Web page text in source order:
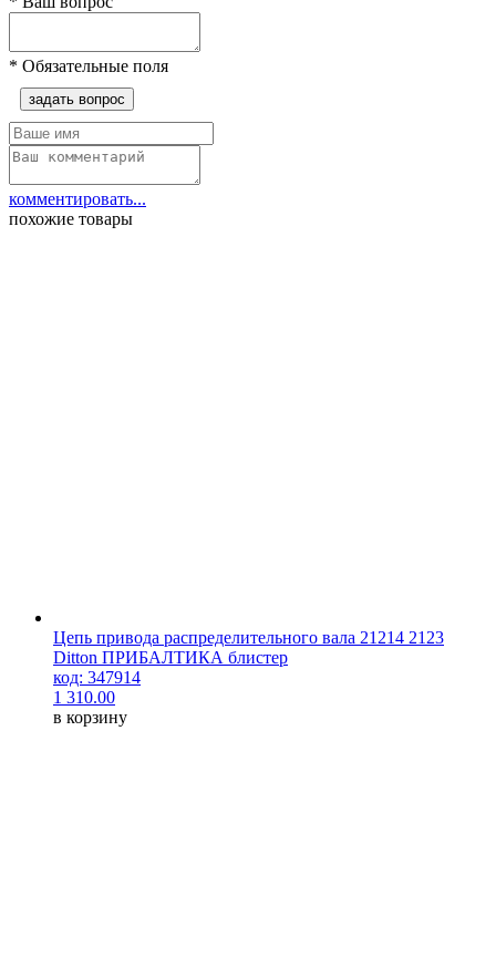
* Обязательные поля
задать вопрос
комментировать...
похожие товары
Цепь привода распределительного вала 21214 2123
Ditton ПРИБАЛТИКА блистер
код: 347914
1 310.00
в корзину